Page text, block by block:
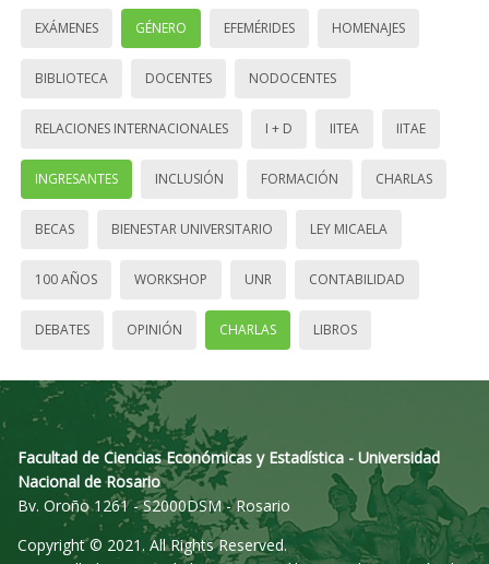
EXÁMENES GÉNERO EFEMÉRIDES HOMENAJES
BIBLIOTECA DOCENTES NODOCENTES
RELACIONES INTERNACIONALES I + D IITEA IITAE
INGRESANTES INCLUSIÓN FORMACIÓN CHARLAS
BECAS BIENESTAR UNIVERSITARIO LEY MICAELA
100 AÑOS WORKSHOP UNR CONTABILIDAD
DEBATES OPINIÓN CHARLAS LIBROS
Facultad de Ciencias Económicas y Estadística - Universidad
Nacional de Rosario
Bv. Oroño 1261 - S2000DSM - Rosario
Copyright © 2021. All Rights Reserved.